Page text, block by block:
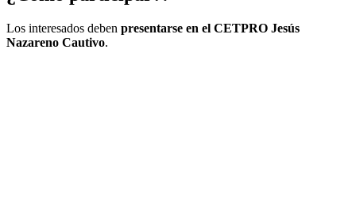
Los interesados deben presentarse en el CETPRO Jesús
Nazareno Cautivo.